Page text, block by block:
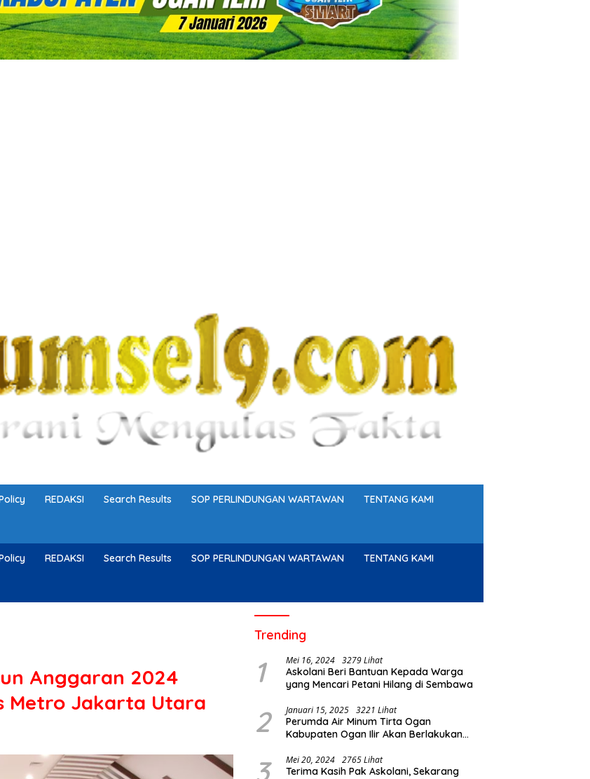
REDAKSI Search Results SOP PERLINDUNGAN WARTAWAN TENTANG KAMI
REDAKSI Search Results SOP PERLINDUNGAN WARTAWAN TENTANG KAMI
Anggaran 2024
Metro Jakarta Utara
Trending
1 Mei 16, 2024 3279 Lihat
Askolani Beri Bantuan Kepada Warga
yang Mencari Petani Hilang di Sembawa
2 Januari 15, 2025 3221 Lihat
Perumda Air Minum Tirta Ogan
Kabupaten Ogan Ilir Akan Berlakukan
3 Mei 20, 2024 2765 Lihat
Terima Kasih Pak Askolani, Sekarang